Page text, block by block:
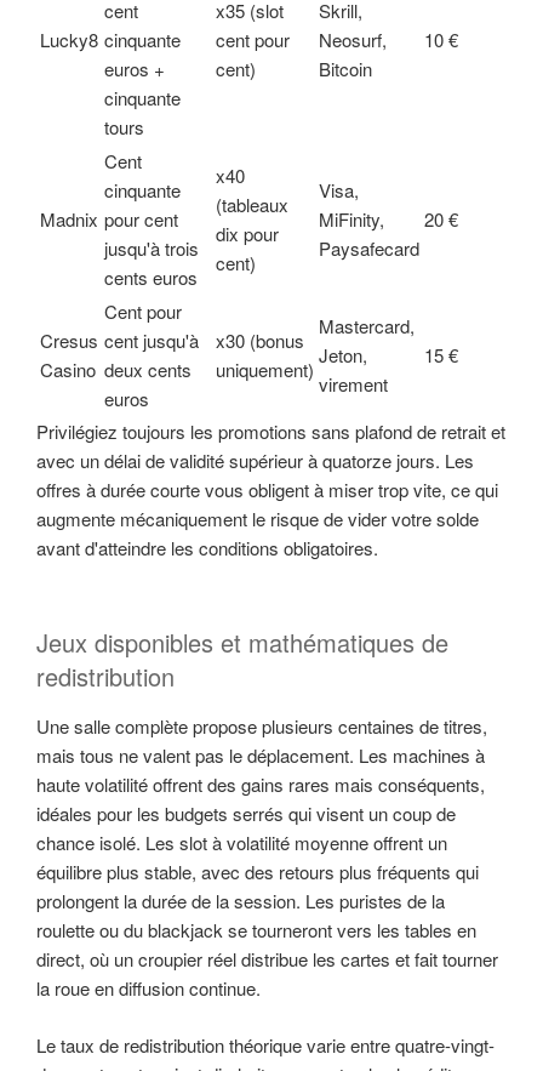
Lucky8
cent
cinquante
euros +
cinquante
tours
x35 (slot
cent pour
cent)
Skrill,
Neosurf,
Bitcoin
10 €
Madnix
Cent
cinquante
pour cent
jusqu'à trois
cents euros
x40
(tableaux
dix pour
cent)
Visa,
MiFinity,
Paysafecard
20 €
Cresus
Casino
Cent pour
cent jusqu'à
deux cents
euros
x30 (bonus
uniquement)
Mastercard,
Jeton,
virement
15 €
Privilégiez toujours les promotions sans plafond de retrait et
avec un délai de validité supérieur à quatorze jours. Les
offres à durée courte vous obligent à miser trop vite, ce qui
augmente mécaniquement le risque de vider votre solde
avant d'atteindre les conditions obligatoires.
Jeux disponibles et mathématiques de
redistribution
Une salle complète propose plusieurs centaines de titres,
mais tous ne valent pas le déplacement. Les machines à
haute volatilité offrent des gains rares mais conséquents,
idéales pour les budgets serrés qui visent un coup de
chance isolé. Les slot à volatilité moyenne offrent un
équilibre plus stable, avec des retours plus fréquents qui
prolongent la durée de la session. Les puristes de la
roulette ou du blackjack se tourneront vers les tables en
direct, où un croupier réel distribue les cartes et fait tourner
la roue en diffusion continue.
Le taux de redistribution théorique varie entre quatre-vingt-